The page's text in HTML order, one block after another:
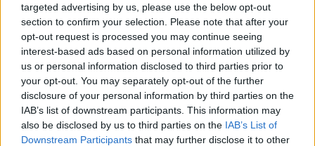
targeted advertising by us, please use the below opt-out
section to confirm your selection. Please note that after your
opt-out request is processed you may continue seeing
interest-based ads based on personal information utilized by
us or personal information disclosed to third parties prior to
your opt-out. You may separately opt-out of the further
disclosure of your personal information by third parties on the
IAB’s list of downstream participants. This information may
also be disclosed by us to third parties on the IAB’s List of
Downstream Participants that may further disclose it to other
mezőnyre, akik beneveztek az olasz International Rally
Cup és Mitropa Kupa mezőnyébe.
Amodern autók mezőnyébenkét magyar páros indul a
Mitropa Kupa értékelésében, László Zoltán azt követően,
hogy a Rally Hungaryn még Balázs Zsolttal, a múlt
hétvégén Kürti Tamással, ezúttal Begala Tamással áll
rajthoz a Skoda Fabia RS Rally2-vel.